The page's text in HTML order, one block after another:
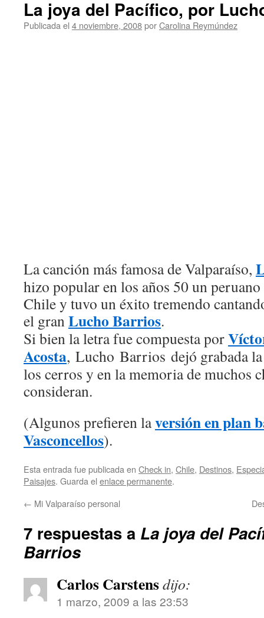
La joya del Pacífico, por
Publicada el 4 noviembre, 2008porCarolina Reymúndez
La canción más famosa de Valparaíso,
hizo popular en los años 50 un peruano
Chile y tuvo un éxito tremendo
el granLucho Barrios.
Si bien la letra fue compuesta por
Acosta, Lucho Barrios dejó grabada
los cerros y en la memoria de muchos
consideran.
(Algunos prefieren laversión en plan
Vasconcellos).
Esta entrada fue publicada en Check in, Chile, Destinos,
Paisajes. Guarda el enlace permanente.
← Mi Valparaíso personal
7 respuestas a La joya del
Barrios
Carlos Carstensdijo:
1 marzo, 2009 a las 23:53